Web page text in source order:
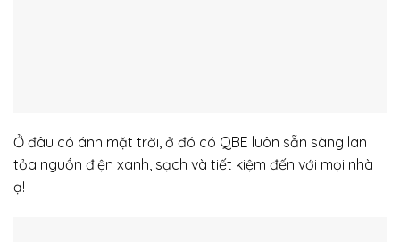
Ở đâu có ánh mặt trời, ở đó có QBE luôn sẵn sàng lan
tỏa nguồn điện xanh, sạch và tiết kiệm đến với mọi nhà
ạ!